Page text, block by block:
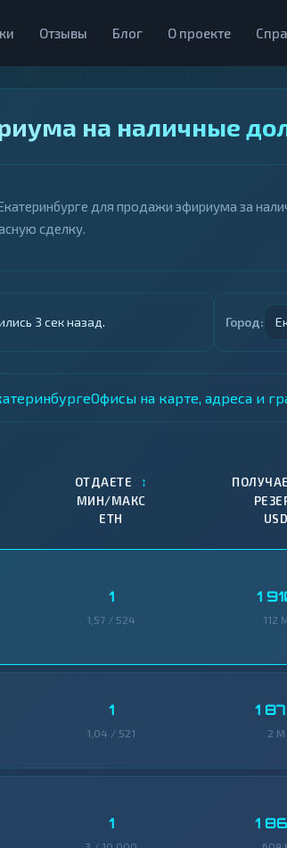
Отзывы Блог О проекте
на наличные
для продажи эфириума за
сделку.
4 сек назад. Город:
Офисы на карте, адреса и
ОТДАЕТЕ ↕
МИН/МАКС
ETH
USD
1
1,57 / 524
1
112
1
1,04 / 521
1
2 M
1 1